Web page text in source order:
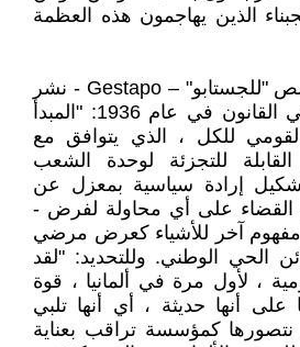
الذين يهاجمون هذه العظمة
ونقرأ ، في مقال مخصص "للجستابو" – Gestapo - نشر
في مجلة متخصصة في القانون في عام 1936: "المبدأ
للكل ، الذي يتوافق مع
للتجزئة لوحدة الشعب
إرادة سياسية بمعزل عن
القضاء على أي محاولة لفرض -
آخر للأشياء كعرض مرضي
الحي الوطني. وللتحديد: "لقد
، لأول مرة في ألمانيا ، قوة
على أنها حديثة ، أي أنها تلبي
كمؤسسة تراقب بعناية